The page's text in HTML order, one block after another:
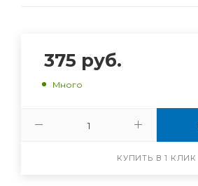
375 руб.
Много
КУПИТЬ В 1 КЛИК